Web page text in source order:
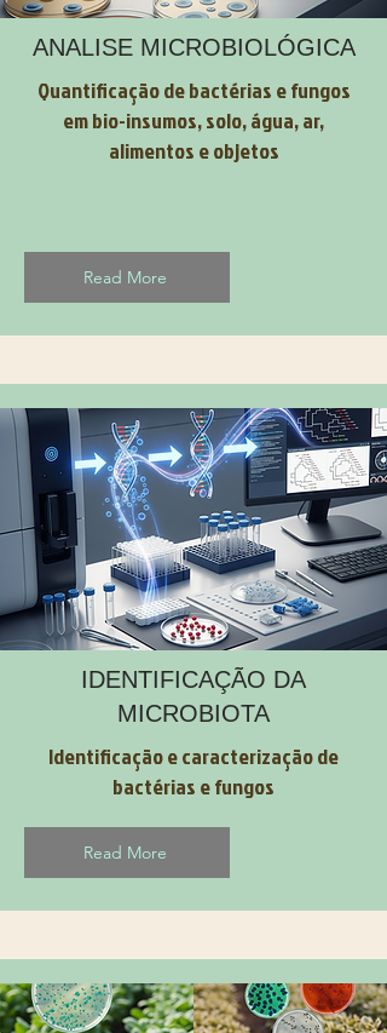
ANALISE MICROBIOLÓGICA
Quantificação de bactérias e fungos
em bio-insumos, solo, água, ar,
alimentos e objetos
Read More
IDENTIFICAÇÃO DA
MICROBIOTA
Identificação e caracterização de
bactérias e fungos
Read More